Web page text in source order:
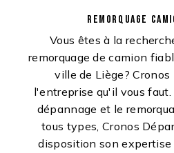
REMORQUAGE
Vous êtes à la
remorquage de camion
ville de Liège?
l'entreprise qu'il vous
dépannage et le
tous types, Cronos
disposition son